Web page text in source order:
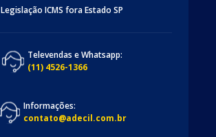
Legislação ICMS fora Estado SP
Televendas e Whatsapp:
(11) 4526-1366
Informações:
contato@adecil.com.br